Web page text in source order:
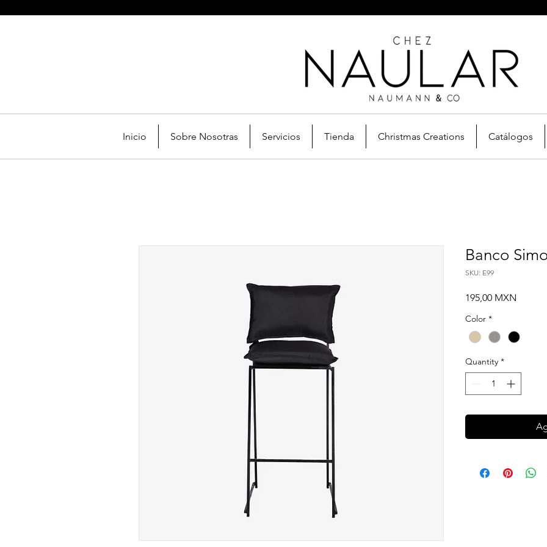
Inicio Sobre Nosotras Servicios Tienda Christmas Creations Catálogos
Banco
SKU: E99
195,00 MXN
Color *
Quantity *